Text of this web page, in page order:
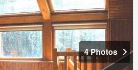
4 Photos